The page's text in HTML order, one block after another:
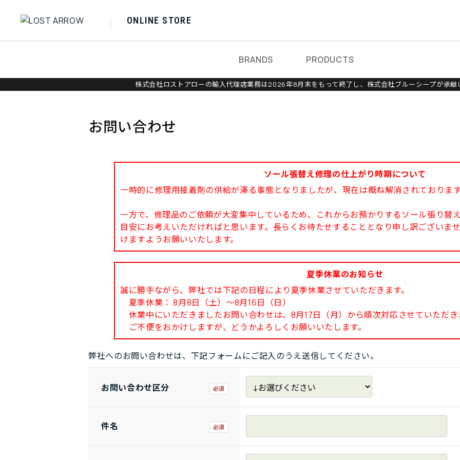
ONLINE STORE
BRANDS PRODUCTS
株式会社ロストアローの輸入代理店業務は2026年8月末をもって終了し、株式会社ブルーシープが承継
お問い合わせ
ソール張替え修理の仕上がり時期について
一時的に修理用接着剤の供給が滞る事態となりましたが、現在は概ね解消されておりま
一方で、修理品のご依頼が大変集中しているため、これからお預かりするソール張り替
目安にお考えいただければと思います。長らくお待たせすることとなり申し訳ございま
けますようお願いいたします。
夏季休業のお知らせ
誠に勝手ながら、弊社では下記の日程により夏季休業させていただきます。
夏季休業： 8月8日（土）～8月16日（日）
休業中にいただきましたお問い合わせは、8月17日（月）から順次対応させていただき
ご不便をおかけしますが、どうかよろしくお願いいたします。
弊社へのお問い合わせは、下記フォームにご記入のうえ送信してください。
お問い合わせ区分
件名